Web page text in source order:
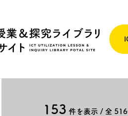
153 件を表示 / 全 516